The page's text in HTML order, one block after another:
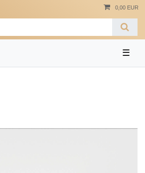
0,00 EUR
☰